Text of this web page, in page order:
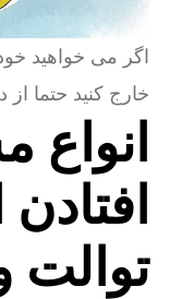
اگر می خواهید
خارج کنید حتما
توالت